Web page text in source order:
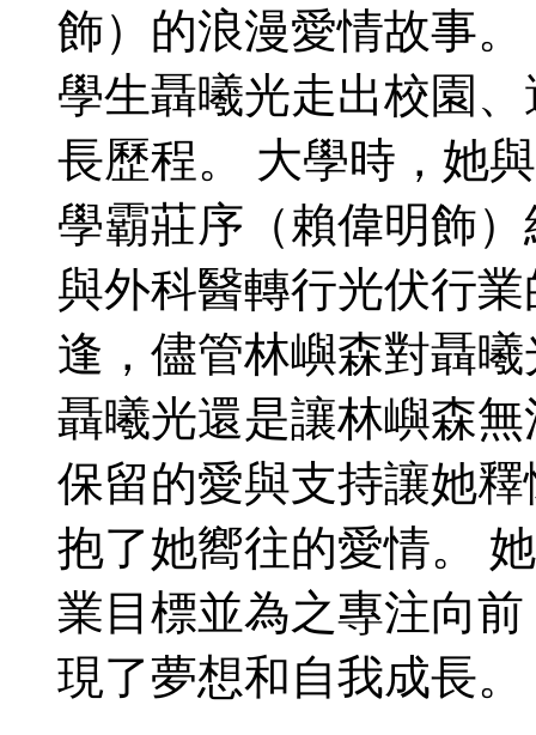
飾）的浪漫愛情故事
學生聶曦光走出校園
長歷程。 大學時，她
學霸莊序（賴偉明飾
與外科醫轉行光伏行
逢，儘管林嶼森對聶
聶曦光還是讓林嶼森
保留的愛與支持讓她
抱了她嚮往的愛情。
業目標並為之專注向
現了夢想和自我成長。